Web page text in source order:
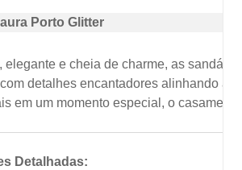
Porto Glitter
elegante e cheia de charme, as
detalhes encantadores alinhando a
em um momento especial, o
Detalhadas: